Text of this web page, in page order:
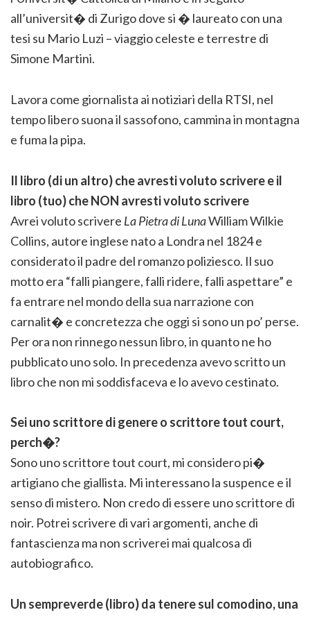
all’universit� di Zurigo dove si � laureato con una
tesi su Mario Luzi – viaggio celeste e terrestre di
Simone Martini.
Lavora come giornalista ai notiziari della RTSI, nel
tempo libero suona il sassofono, cammina in montagna
e fuma la pipa.
Il libro (di un altro) che avresti voluto scrivere e il
libro (tuo) che NON avresti voluto scrivere
Avrei voluto scrivere La Pietra di LunaWilliam Wilkie
Collins, autore inglese nato a Londra nel 1824 e
considerato il padre del romanzo poliziesco. Il suo
motto era “falli piangere, falli ridere, falli aspettare” e
fa entrare nel mondo della sua narrazione con
carnalit� e concretezza che oggi si sono un po’ perse.
Per ora non rinnego nessun libro, in quanto ne ho
pubblicato uno solo. In precedenza avevo scritto un
libro che non mi soddisfaceva e lo avevo cestinato.
Sei uno scrittore di genere o scrittore tout court,
perch�?
Sono uno scrittore tout court, mi considero pi�
artigiano che giallista. Mi interessano la suspence e il
senso di mistero. Non credo di essere uno scrittore di
noir. Potrei scrivere di vari argomenti, anche di
fantascienza ma non scriverei mai qualcosa di
autobiografico.
Un sempreverde (libro) da tenere sul comodino, una